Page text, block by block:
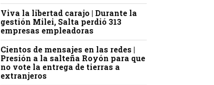
Viva la libertad carajo | Durante la
gestión Milei, Salta perdió 313
empresas empleadoras
Cientos de mensajes en las redes |
Presión a la salteña Royón para que
no vote la entrega de tierras a
extranjeros